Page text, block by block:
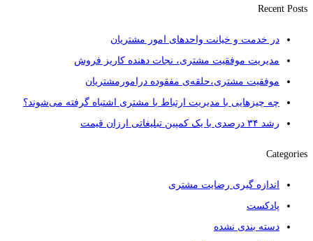
Recent Posts
در خدمت و خیانت واحدهای امور مشتریان
مدیریت موفقیت مشتری، نجات دهنده کاریز فروش
موفقیت مشتری،حلقه‌ی مفقوده درامورمشتریان
چه چیزهایی با مدیریت ارتباط با مشتری اشتباه گرفته می‌شوند؟
رشد ۳۴ درصدی با یک کمپین تبلیغاتی ارزان قیمت
Categories
اندازه گیری رضایت مشتری
پادکست
دسته بندی نشده